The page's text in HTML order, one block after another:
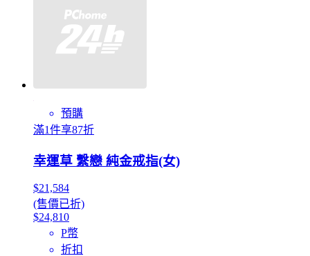
預購
滿1件享87折
幸運草 繫戀 純金戒指(女)
$21,584
(售價已折)
$24,810
P幣
折扣